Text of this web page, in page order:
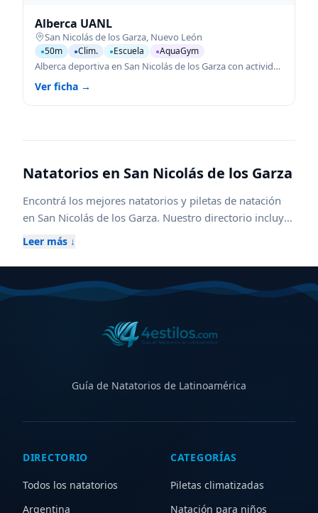
Alberca UANL
San Nicolás de los Garza Nuevo León
●50m ●Clim. ●Escuela ●AquaGym
Alberca deportiva en San Nicolás de los Garza con actividades acuáticas para todas las edades.
Ver ficha →
Natatorios en San Nicolás de los Garza
Encontrá los mejores natatorios y piletas de natación
en San Nicolás de los Garza. Nuestro directorio incluye
clubes federados, escuelas de natación para niños y
además de centros con aqua gym, waterpolo y
kinesiología acuática. Compará horarios, ubicaciones,
instalaciones y servicios para elegir el natatorio ideal en
San Nicolás de los Garza
competitivo, aprendizaje, recreación o rehabilitación.
Leer más ↓
Guía de Natatorios de Latinoamérica
DIRECTORIO
Todos los natatorios
Argentina
CATEGORÍAS
Piletas climatizadas
Natación para niños